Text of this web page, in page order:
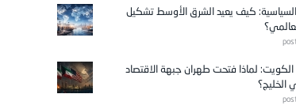
السياسية: كيف يعيد الشرق الأوسط تشكيل
لماذا فتحت طهران جبهة الاقتصاد
الخليج؟